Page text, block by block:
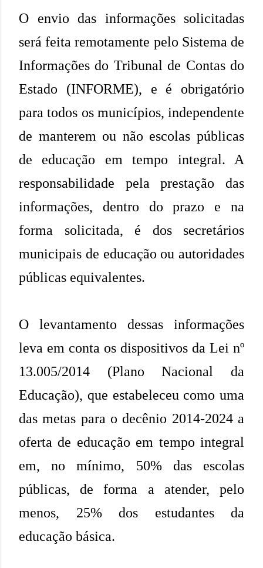
O envio das informações solicitadas
será feita remotamente pelo Sistema de
Informações do Tribunal de Contas do
Estado (INFORME), e é obrigatório
para todos os municípios, independente
de manterem ou não escolas públicas
de educação em tempo integral. A
responsabilidade pela prestação das
informações, dentro do prazo e na
forma solicitada, é dos secretários
municipais de educação ou autoridades
públicas equivalentes.
O levantamento dessas informações
leva em conta os dispositivos da Lei nº
13.005/2014 (Plano Nacional da
Educação), que estabeleceu como uma
das metas para o decênio 2014-2024 a
oferta de educação em tempo integral
em, no mínimo, 50% das escolas
públicas, de forma a atender, pelo
menos, 25% dos estudantes da
educação básica.